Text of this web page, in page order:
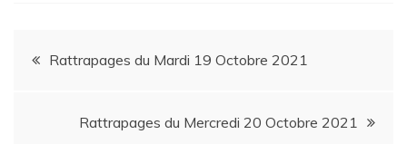
Navigation
Rattrapages du Mardi 19 Octobre 2021
Rattrapages du Mercredi 20 Octobre 2021